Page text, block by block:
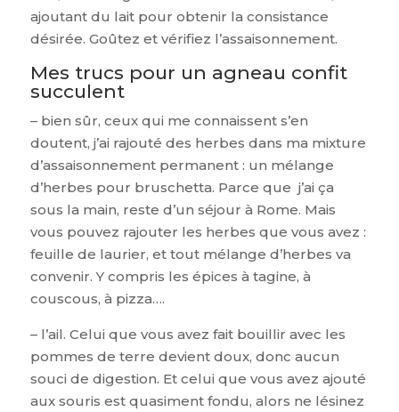
ajoutant du lait pour obtenir la consistance
désirée. Goûtez et vérifiez l’assaisonnement.
Mes trucs pour un agneau confit
succulent
– bien sûr, ceux qui me connaissent s’en
doutent, j’ai rajouté des herbes dans ma mixture
d’assaisonnement permanent : un mélange
d’herbes pour bruschetta. Parce que j’ai ça
sous la main, reste d’un séjour à Rome. Mais
vous pouvez rajouter les herbes que vous avez :
feuille de laurier, et tout mélange d’herbes va
convenir. Y compris les épices à tagine, à
couscous, à pizza….
– l’ail. Celui que vous avez fait bouillir avec les
pommes de terre devient doux, donc aucun
souci de digestion. Et celui que vous avez ajouté
aux souris est quasiment fondu, alors ne lésinez